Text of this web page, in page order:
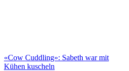
«Cow Cuddling»: Sabeth war mit
Kühen kuscheln